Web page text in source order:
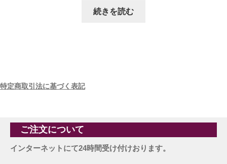
続きを読む
特定商取引法に基づく表記
ご注文について
インターネットにて24時間受け付けおります。